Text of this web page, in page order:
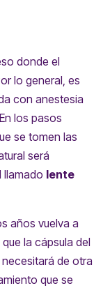
donde el
lo general, es
con anestesia
los pasos
se tomen las
será
llamado lente
años vuelva a
la cápsula del
de otra
que se